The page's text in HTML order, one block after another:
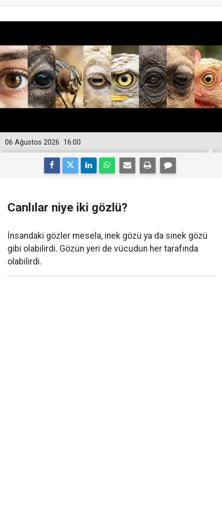
16:00
06 Ağustos 2026
Canlılar niye iki gözlü?
İnsandaki gözler mesela, inek gözü ya da sinek gözü
gibi olabilirdi. Gözün yeri de vücudun her tarafında
olabilirdi.